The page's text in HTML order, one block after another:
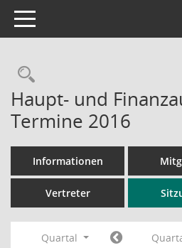
Toggle navigation
Rechercheauswahl
Haupt- und
Termine 2016
Informationen
Vertreter
Quartal